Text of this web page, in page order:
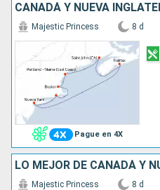
CANADÁ Y NUEVA
Pague en 4X
Majestic Princess 8 d
Majestic Princess 8 d